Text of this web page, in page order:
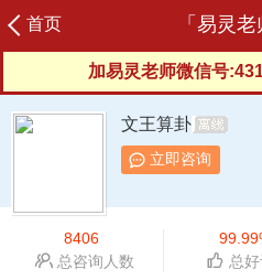
首页 「易灵老
咨询记录 我的订单
服务协议
申请成为老师
加易灵老师微信号
加易灵老师微信号
文王算卦
立即咨询
8406
总咨询人数
总